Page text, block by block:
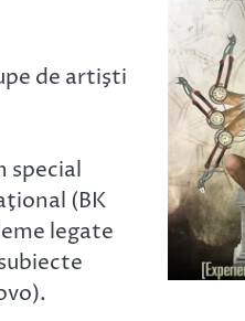
de artişti
special
(BK
legate